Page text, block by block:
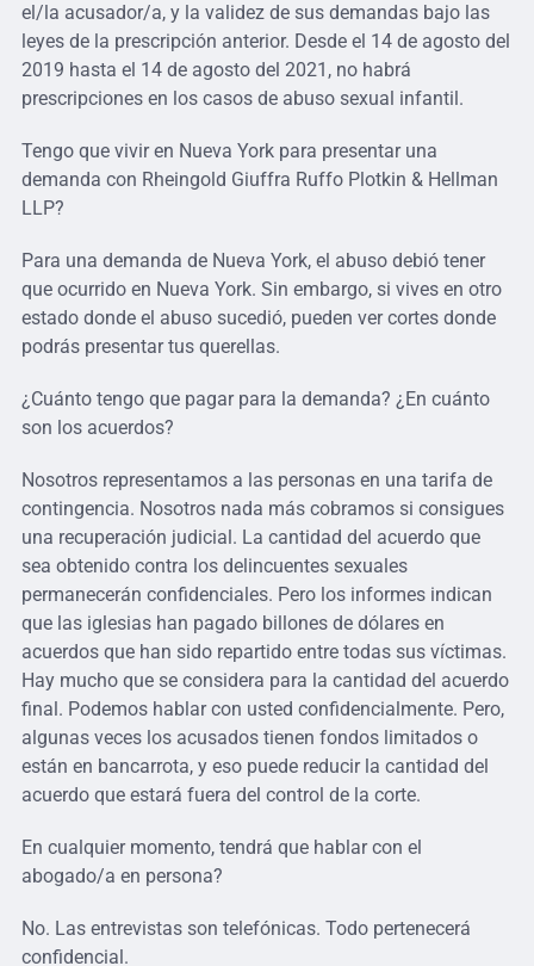
el/la acusador/a, y la validez de sus demandas bajo las
leyes de la prescripción anterior. Desde el 14 de agosto del
2019 hasta el 14 de agosto del 2021, no habrá
prescripciones en los casos de abuso sexual infantil.
Tengo que vivir en Nueva York para presentar una
demanda con Rheingold Giuffra Ruffo Plotkin & Hellman
LLP?
Para una demanda de Nueva York, el abuso debió tener
que ocurrido en Nueva York. Sin embargo, si vives en otro
estado donde el abuso sucedió, pueden ver cortes donde
podrás presentar tus querellas.
¿Cuánto tengo que pagar para la demanda? ¿En cuánto
son los acuerdos?
Nosotros representamos a las personas en una tarifa de
contingencia. Nosotros nada más cobramos si consigues
una recuperación judicial. La cantidad del acuerdo que
sea obtenido contra los delincuentes sexuales
permanecerán confidenciales. Pero los informes indican
que las iglesias han pagado billones de dólares en
acuerdos que han sido repartido entre todas sus víctimas.
Hay mucho que se considera para la cantidad del acuerdo
final. Podemos hablar con usted confidencialmente. Pero,
algunas veces los acusados tienen fondos limitados o
están en bancarrota, y eso puede reducir la cantidad del
acuerdo que estará fuera del control de la corte.
En cualquier momento, tendrá que hablar con el
abogado/a en persona?
No. Las entrevistas son telefónicas. Todo pertenecerá
confidencial.